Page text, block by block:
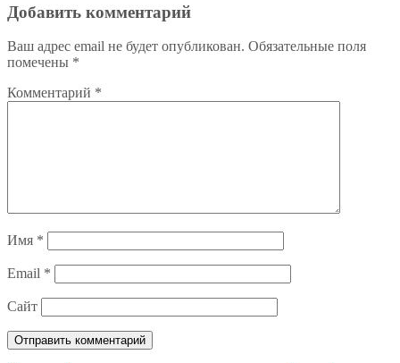
Добавить комментарий
Ваш адрес email не будет опубликован. Обязательные поля
помечены *
Комментарий *
Имя *
Email *
Сайт